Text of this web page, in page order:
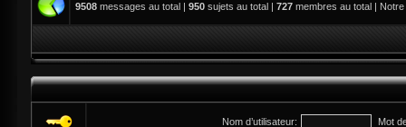
9508 messages au total | 950 sujets au total | 727 membres au total |
Nom d’utilisateur: Mot